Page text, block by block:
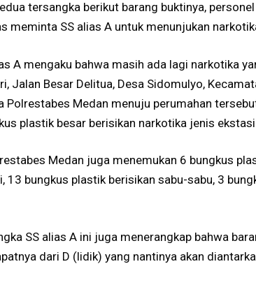
tersangka berikut barang buktinya,
meminta SS alias A untuk menunjukan
A mengaku bahwa masih ada lagi narkotika
Jalan Besar Delitua, Desa Sidomulyo,
Polrestabes Medan menuju perumahan
plastik besar berisikan narkotika jenis
Medan juga menemukan 6 bungkus
13 bungkus plastik berisikan sabu-sabu, 3
SS alias A ini juga menerangkap bahwa
dari D (lidik) yang nantinya akan